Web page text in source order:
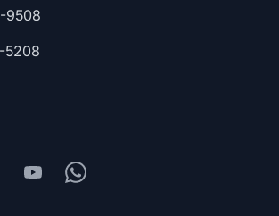
9508
5208
YoutubeWhatsapp